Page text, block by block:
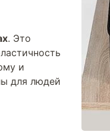
. Это
и
для людей